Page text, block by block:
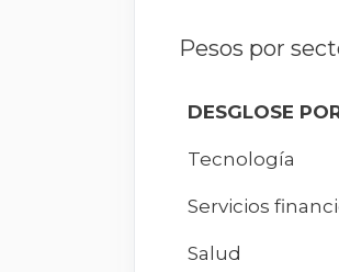
Pesos por
DESGLOSE
Tecnología
Servicios
Salud